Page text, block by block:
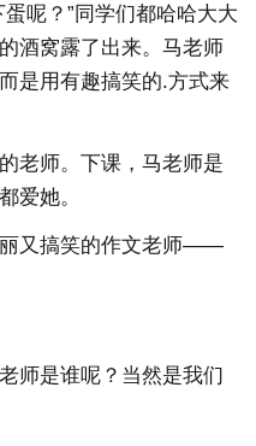
呢？”同学们都哈哈大大
酒窝露了出来。马老师
是用有趣搞笑的.方式来
老师。下课，马老师是
爱她。
又搞笑的作文老师——
师是谁呢？当然是我们